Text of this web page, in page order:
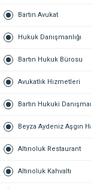
Bartın Avukat
Hukuk Danışmanlığı
Bartın Hukuk Bürosu
Avukatlık Hizmetleri
Bartın Hukuki
Beyza Aydeniz Aşgın
Altınoluk Restaurant
Altınoluk Kahvaltı